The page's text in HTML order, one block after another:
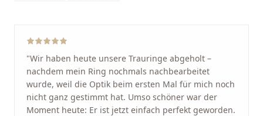
"Wir haben heute unsere Trauringe abgeholt –
nachdem mein Ring nochmals nachbearbeitet
wurde, weil die Optik beim ersten Mal für mich noch
nicht ganz gestimmt hat. Umso schöner war der
Moment heute: Er ist jetzt einfach perfekt geworden.